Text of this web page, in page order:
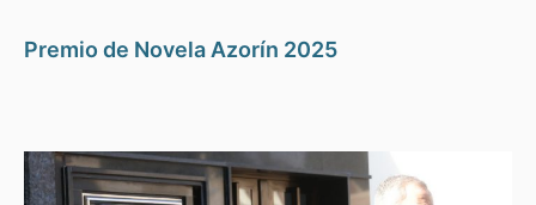
Premio de Novela Azorín 2025